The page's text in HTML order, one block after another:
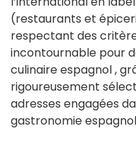
(restaurants et
respectant des
incontournable pour
culinaire espagnol ,
rigoureusement
adresses engagées
gastronomie